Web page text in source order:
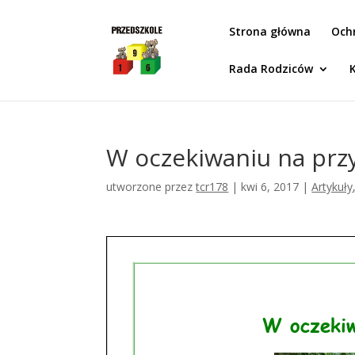
Strona główna
Rada Rodziców
W oczekiwaniu na
utworzone przeztcr178 |kwi 6, 2017 |Artykuły